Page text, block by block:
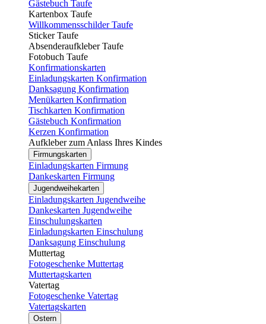
Gästebuch Taufe
Kartenbox Taufe
Willkommensschilder Taufe
Sticker Taufe
Absenderaufkleber Taufe
Fotobuch Taufe
Konfirmationskarten
Einladungskarten Konfirmation
Danksagung Konfirmation
Menükarten Konfirmation
Tischkarten Konfirmation
Gästebuch Konfirmation
Kerzen Konfirmation
Aufkleber zum Anlass Ihres Kindes
Firmungskarten
Einladungskarten Firmung
Dankeskarten Firmung
Jugendweihekarten
Einladungskarten Jugendweihe
Dankeskarten Jugendweihe
Einschulungskarten
Einladungskarten Einschulung
Danksagung Einschulung
Muttertag
Fotogeschenke Muttertag
Muttertagskarten
Vatertag
Fotogeschenke Vatertag
Vatertagskarten
Ostern